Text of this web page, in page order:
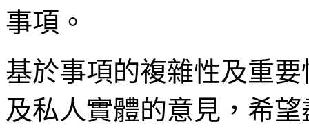
事項。
基於事項的複雜性及重
及私人實體的意見，希